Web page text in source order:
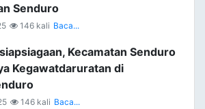
Senduro
146 kali Baca...
Kecamatan Senduro
Kegawatdaruratan di
146 kali Baca...